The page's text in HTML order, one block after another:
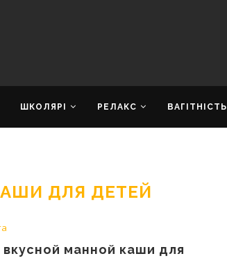
ШКОЛЯРІ РЕЛАКС ВАГІТНІСТЬ
ДЛЯ ДЕТЕЙ
вкусной манной каши для